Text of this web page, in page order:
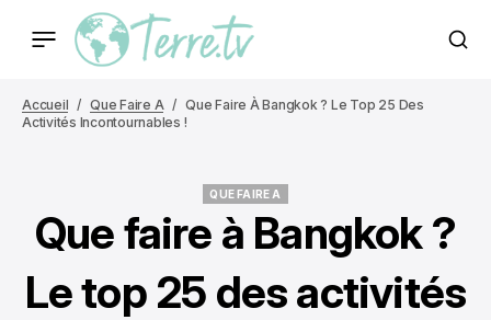
Accueil Que Faire A
Que Faire À Bangkok ? Le Top 25 Des
Activités Incontournables !
QUE FAIRE A
Que faire à Bangkok ?
Le top 25 des activités